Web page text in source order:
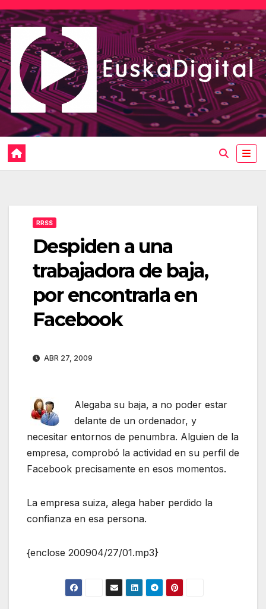
Saltar
al
contenido
RRSS
Despiden a una
trabajadora de baja,
por encontrarla en
Facebook
ABR 27, 2009
Alegaba su baja, a no poder estar
delante de un ordenador, y
necesitar entornos de penumbra. Alguien de la
empresa, comprobó la actividad en su perfil de
Facebook precisamente en esos momentos.
La empresa suiza, alega haber perdido la
confianza en esa persona.
{enclose 200904/27/01.mp3}